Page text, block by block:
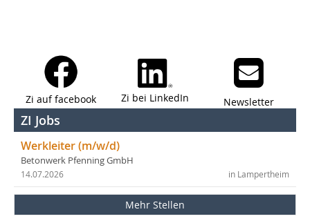
Zi auf facebook Zi bei LinkedIn Newsletter
ZI Jobs
Werkleiter (m/w/d)
Betonwerk Pfenning GmbH
in Lampertheim
14.07.2026
Mehr Stellen